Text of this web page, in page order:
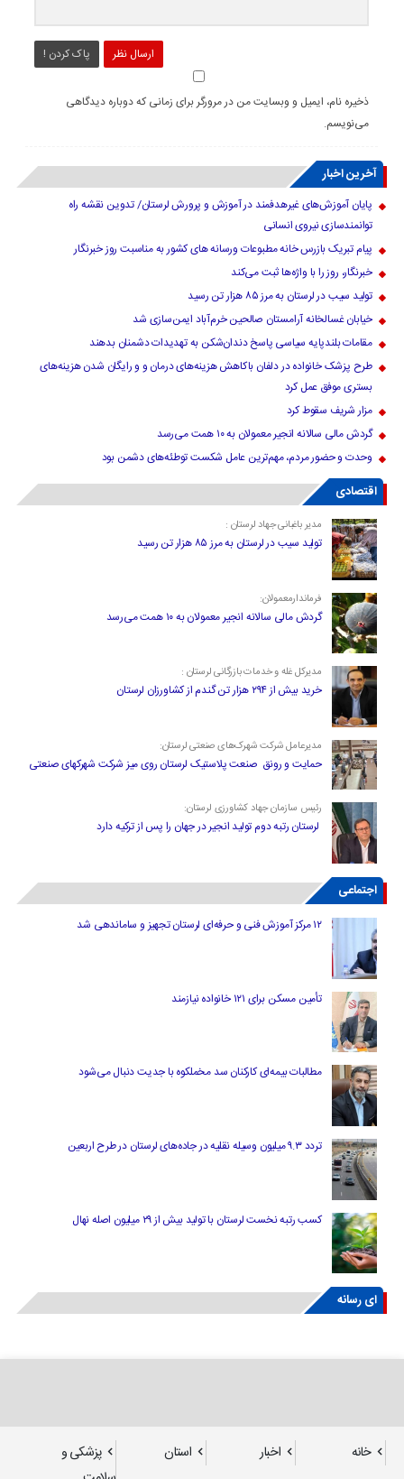
ارسال نظر پاک کردن !
ذخیره نام، ایمیل و وبسایت من در مرورگر برای زمانی که دوباره دیدگاهی
می‌نویسم.
آخرین اخبار
پایان آموزش‌های غیرهدفمند در آموزش و پرورش لرستان/ تدوین نقشه راه
توانمندسازی نیروی انسانی
پیام تبریک بازرس خانه مطبوعات ورسانه های کشور به مناسبت روز خبرنگار
خبرنگار، روز را با واژه‌ها ثبت می‌کند
تولید سیب در لرستان به مرز ۸۵ هزار تن رسید
خیابان غسالخانه آرامستان صالحین خرم‌آباد ایمن‌سازی شد
مقامات بلندپایه سیاسی پاسخ دندان‌شکن به تهدیدات دشمنان بدهند
طرح پزشک خانواده در دلفان باکاهش هزینه‌های درمان و و رایگان شدن هزینه‌های
بستری موفق عمل کرد
مزار شریف سقوط کرد
گردش مالی سالانه انجیر معمولان به ۱۰ همت می‌رسد
وحدت و حضور مردم، مهم‌ترین عامل شکست توطئه‌های دشمن بود
اقتصادی
مدیر باغبانی جهاد لرستان :
تولید سیب در لرستان به مرز ۸۵ هزار تن رسید
فرماندارمعمولان:
گردش مالی سالانه انجیر معمولان به ۱۰ همت می‌رسد
مدیرکل غله و خدمات بازرگانی لرستان :
خرید بیش از ۲۹۴ هزار تن گندم از کشاورزان لرستان
مدیرعامل شرکت شهرک‌های صنعتی لرستان:
حمایت و رونق صنعت پلاستیک لرستان روی میز شرکت شهرکهای صنعتی
رئیس سازمان جهاد کشاورزی لرستان:
لرستان رتبه دوم تولید انجیر در جهان را پس از ترکیه دارد
اجتماعی
۱۲ مرکز آموزش فنی و حرفه‌ای لرستان تجهیز و ساماندهی شد
تأمین مسکن برای ۱۲۱ خانواده نیازمند
مطالبات بیمه‌ای کارکنان سد مخملکوه با جدیت دنبال می‌شود
تردد ۹.۳ میلیون وسیله نقلیه در جاده‌های لرستان در طرح اربعین
کسب رتبه نخست لرستان با تولید بیش از ۲۹ میلیون اصله نهال
ای رسانه
خانه اخبار استان
پزشکی و